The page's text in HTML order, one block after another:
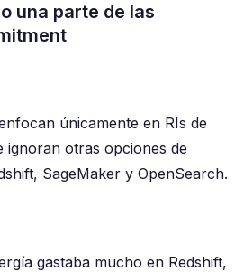
una parte de las
únicamente en RIs de
ignoran otras opciones de
SageMaker y OpenSearch.
gastaba mucho en Redshift,